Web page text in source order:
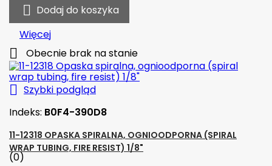
 Dodaj do koszyka
Więcej
 Obecnie brak na stanie
 Szybki podgląd
Indeks: B0F4-390D8
11-12318 OPASKA SPIRALNA, OGNIOODPORNA (SPIRAL
WRAP TUBING, FIRE RESIST) 1/8"
(0)